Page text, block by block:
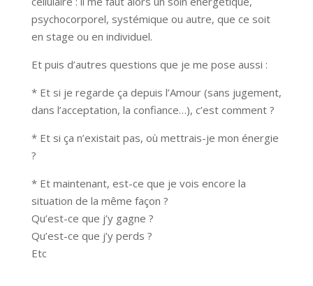
psychocorporel, systémique ou autre, que ce soit
en stage ou en individuel.
Et puis d’autres questions que je me pose aussi :
* Et si je regarde ça depuis l’Amour (sans jugement,
dans l’acceptation, la confiance…), c’est comment ?
* Et si ça n’existait pas, où mettrais-je mon énergie
?
* Et maintenant, est-ce que je vois encore la
situation de la même façon ?
Qu’est-ce que j’y gagne ?
Qu’est-ce que j’y perds ?
Etc